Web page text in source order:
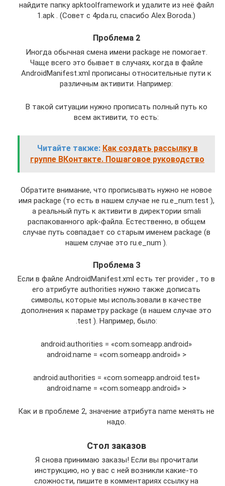
найдите папку apktoolframework и удалите из неё файл
1.apk . (Совет с 4pda.ru, спасибо Alex Boroda.)
Проблема 2
Иногда обычная смена имени package не помогает.
Чаще всего это бывает в случаях, когда в файле
AndroidManifest.xml прописаны относительные пути к
различным активити. Например:
В такой ситуации нужно прописать полный путь ко
всем активити, то есть:
Читайте также: Как создать рассылку в
группе ВКонтакте. Пошаговое руководство
Обратите внимание, что прописывать нужно не новое
имя package (то есть в нашем случае не ru.e_num.test ),
а реальный путь к активити в директории smali
распакованного apk-файла. Естественно, в общем
случае путь совпадает со старым именем package (в
нашем случае это ru.e_num ).
Проблема 3
Если в файле AndroidManifest.xml есть тег provider , то в
его атрибуте authorities нужно также дописать
символы, которые мы использовали в качестве
дополнения к параметру package (в нашем случае это
.test ). Например, было:
android:authorities = «com.someapp.android»
android:name = «com.someapp.android» >
android:authorities = «com.someapp.android.test»
android:name = «com.someapp.android» >
Как и в проблеме 2, значение атрибута name менять не
надо.
Стол заказов
Я снова принимаю заказы! Если вы прочитали
инструкцию, но у вас с ней возникли какие-то
сложности, пишите в комментариях ссылку на